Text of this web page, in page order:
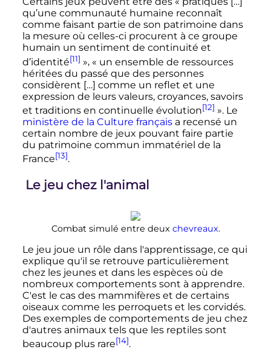
qu’une communauté humaine reconnaît
comme faisant partie de son patrimoine dans
la mesure où celles-ci procurent à ce groupe
humain un sentiment de continuité et
d’identité[11] », « un ensemble de ressources
héritées du passé que des personnes
considèrent […] comme un reflet et une
expression de leurs valeurs, croyances, savoirs
et traditions en continuelle évolution[12] ». Le
ministère de la Culture françaisa recensé un
certain nombre de jeux pouvant faire partie
du patrimoine commun immatériel de la
France[13].
Le jeu chez l'animal
Combat simulé entre deux chevreaux.
Le jeu joue un rôle dans l'apprentissage, ce qui
explique qu'il se retrouve particulièrement
chez les jeunes et dans les espèces où de
nombreux comportements sont à apprendre.
C'est le cas des mammifères et de certains
oiseaux comme les perroquets et les corvidés.
Des exemples de comportements de jeu chez
d'autres animaux tels que les reptiles sont
beaucoup plus rare[14].